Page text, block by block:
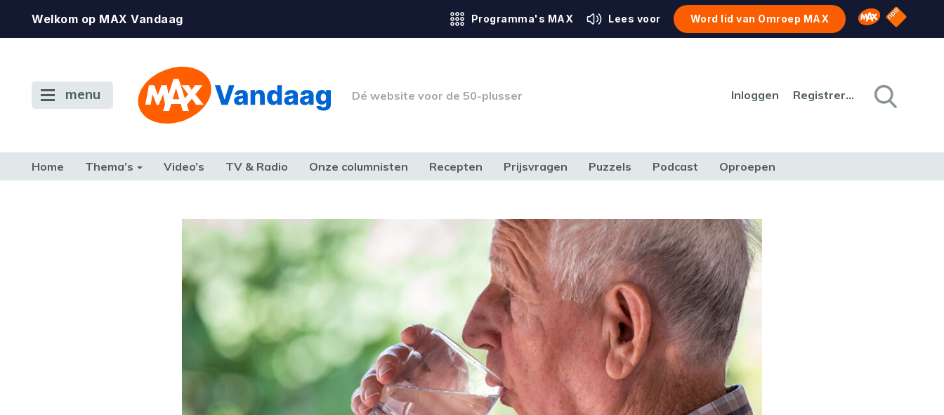
Welkom op MAX Vandaag Programma's MAX Lees voor Word lid van Omroep MAX Omroep MAX
NPO
menu Dé website voor de 50-plusser Inloggen Registreren
Home Thema’s Video’s TV & Radio Onze columnisten Recepten Prijsvragen Puzzels Podcast Oproepen